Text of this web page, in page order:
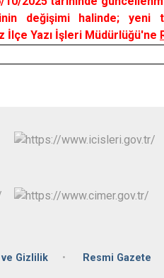
değişimi halinde; yeni
İlçe Yazı İşleri Müdürlüğü'ne
ve Gizlilik Resmi Gazete